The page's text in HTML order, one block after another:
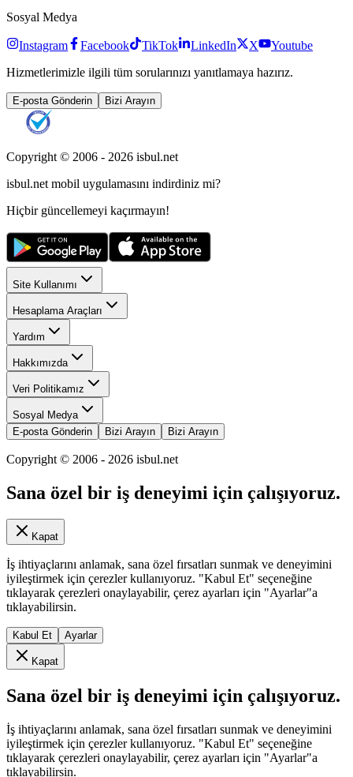
Sosyal Medya
Instagram Facebook TikTok LinkedIn X
Youtube
Hizmetlerimizle ilgili tüm sorularınızı yanıtlamaya hazırız.
E-posta Gönderin Bizi Arayın
Copyright © 2006 - 2026 isbul.net
isbul.net mobil uygulamasını indirdiniz mi?
Hiçbir güncellemeyi kaçırmayın!
Site Kullanımı
Hesaplama Araçları
Yardım
Hakkımızda
Veri Politikamız
Sosyal Medya
E-posta Gönderin
Bizi Arayın Bizi Arayın
Copyright © 2006 - 2026 isbul.net
Sana özel bir iş deneyimi için çalışıyoruz.
Kapat
İş ihtiyaçlarını anlamak, sana özel fırsatları sunmak ve deneyimini
iyileştirmek için çerezler kullanıyoruz. "Kabul Et" seçeneğine
tıklayarak çerezleri onaylayabilir, çerez ayarları için "Ayarlar"a
tıklayabilirsin.
Kabul Et Ayarlar
Kapat
Sana özel bir iş deneyimi için çalışıyoruz.
İş ihtiyaçlarını anlamak, sana özel fırsatları sunmak ve deneyimini
iyileştirmek için çerezler kullanıyoruz. "Kabul Et" seçeneğine
tıklayarak çerezleri onaylayabilir, çerez ayarları için "Ayarlar"a
tıklayabilirsin.